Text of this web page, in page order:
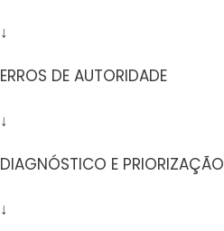
↓
ERROS DE AUTORIDADE
↓
DIAGNÓSTICO E PRIORIZAÇÃO
↓